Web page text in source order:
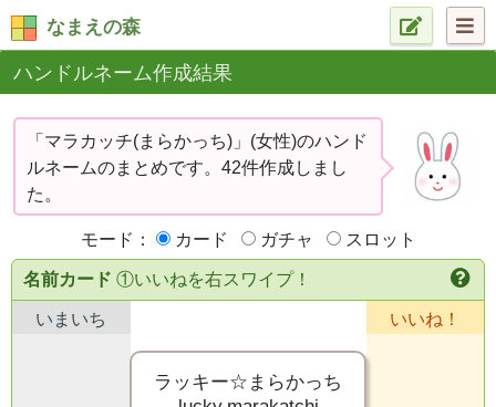
なまえの森
ハンドルネーム作成結果
「マラカッチ(まらかっち)」(女性)のハンド
ルネームのまとめです。42件作成しまし
た。
モード： カード ガチャ スロット
名前カード ①いいねを右スワイプ！
いまいち
ラッキー☆まらかっち
いいね！